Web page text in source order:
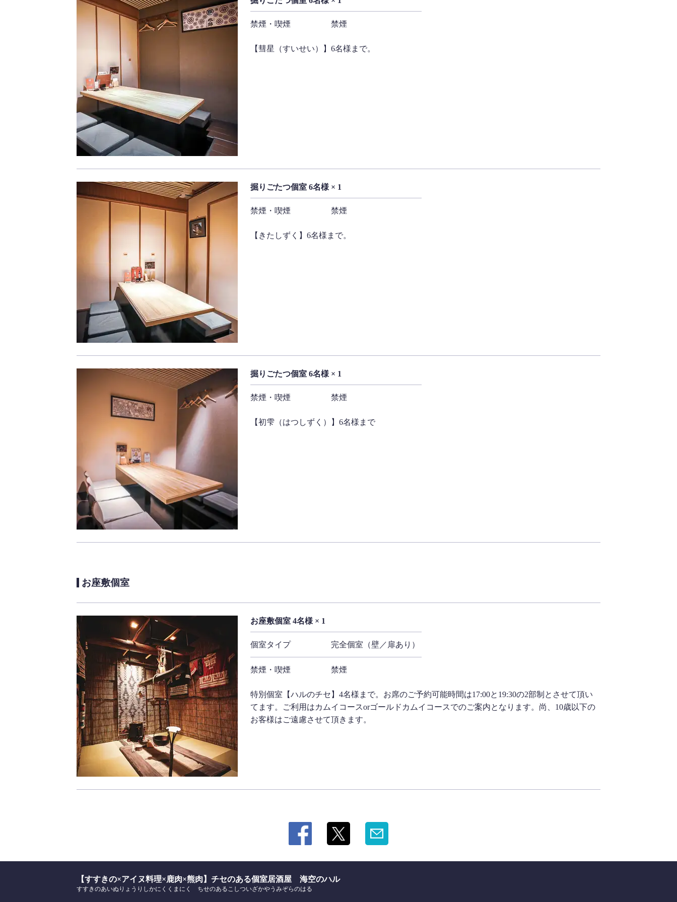
禁煙・喫煙 禁煙
【彗星（すいせい）】6名様まで。
掘りごたつ個室 6名様 × 1
禁煙・喫煙 禁煙
【きたしずく】6名様まで。
掘りごたつ個室 6名様 × 1
禁煙・喫煙 禁煙
【初雫（はつしずく）】6名様まで
お座敷個室
お座敷個室 4名様 × 1
個室タイプ 完全個室（壁／扉あり）
禁煙・喫煙 禁煙
特別個室【ハルのチセ】4名様まで。お席のご予約可能時間は17:00と19:30の2部制とさせて頂い
てます。ご利用はカムイコースorゴールドカムイコースでのご案内となります。尚、10歳以下の
お客様はご遠慮させて頂きます。
【すすきの×アイヌ料理×鹿肉×熊肉】チセのある個室居酒屋 海空のハル
すすきのあいぬりょうりしかにくくまにく ちせのあるこしついざかやうみぞらのはる